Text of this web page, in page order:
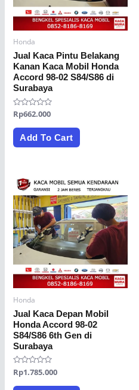
Honda
Jual Kaca Pintu Belakang
Kanan Kaca Mobil Honda
Accord 98-02 S84/S86 di
Surabaya
Rated
out
Rp662.000
Add To Cart
Honda
Jual Kaca Depan Mobil
Honda Accord 98-02
S84/S86 6th Gen di
Surabaya
Rated
0
out
Rp1.785.000